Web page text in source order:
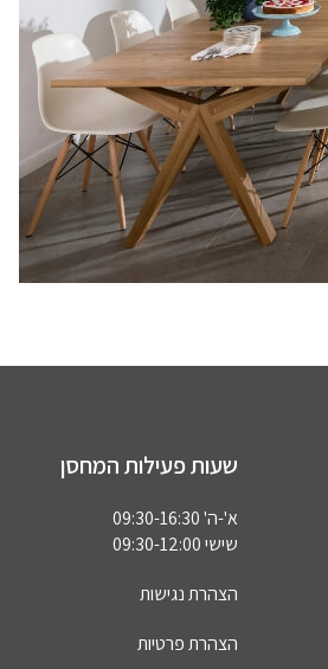
שעות פעילות המחסן
א'-ה' 09:30-16:30
שישי 09:30-12:00
הצהרת נגישות
הצהרת פרטיות